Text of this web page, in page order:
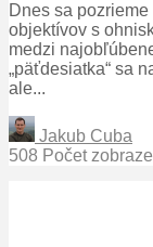
Dnes sa
objektívov s
medzi
„päťdesiatka“ sa
ale...
Jakub Cuba
508 Počet